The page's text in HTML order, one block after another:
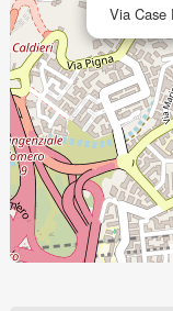
Via Case